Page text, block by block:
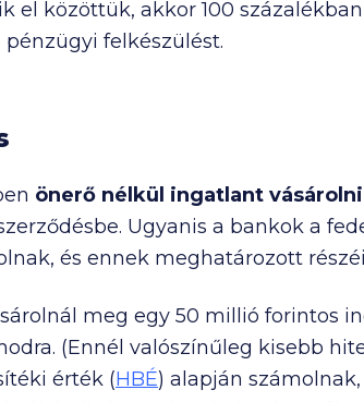
el közöttük, akkor 100
felkészülést.
önerő nélkül ingatlant vásárolni
Ugyanis a bankok a
és ennek meghatározott
meg egy 50 millió forintos
(Ennél valószínűleg kisebb
érték (HBÉ) alapján